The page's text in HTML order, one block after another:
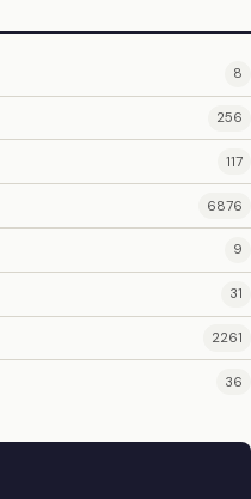
8
256
117
6876
9
31
2261
36